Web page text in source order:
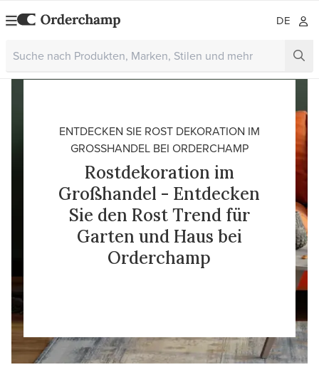
DE
ENTDECKEN SIE ROST DEKORATION IM
GROSSHANDEL BEI ORDERCHAMP
Rostdekoration im
Großhandel - Entdecken
Sie den Rost Trend für
Garten und Haus bei
Orderchamp